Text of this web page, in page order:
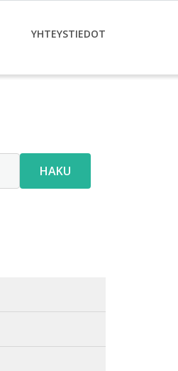
YHTEYSTIEDOT
HAKU